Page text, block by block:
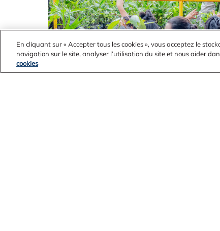
En cliquant sur « Accepter tous les cookies », vous acceptez le
navigation sur le site, analyser l’utilisation du site et nous aider
cookies